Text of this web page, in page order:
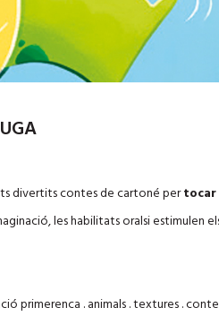
divertits contes de cartoné per
les habilitats oralsi estimulen
primerenca . animals . textures .